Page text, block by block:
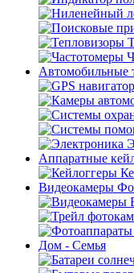
Автомобильные
Аппаратные
Видеокамеры
Дом - Семья